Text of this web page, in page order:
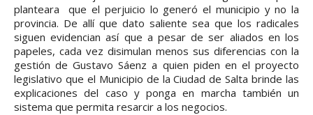
planteara que el perjuicio lo generó el municipio y no la
provincia. De allí que dato saliente sea que los radicales
siguen evidencian así que a pesar de ser aliados en los
papeles, cada vez disimulan menos sus diferencias con la
gestión de Gustavo Sáenz a quien piden en el proyecto
legislativo que el Municipio de la Ciudad de Salta brinde las
explicaciones del caso y ponga en marcha también un
sistema que permita resarcir a los negocios.